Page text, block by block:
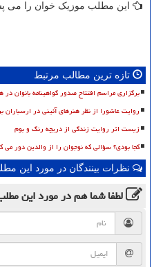
این مطلب موزیک خوان را می
تازه ترین مطالب مرتبط
برگزاری مراسم افتتاح صدور گواهینامه بانوان در
روایت عاشورا از نظر هنرهای آئینی در
زیست اثر روایت زندگی از دریچه رنگ و بوم
کجا بودی؟ سؤالی که نوجوان را از والدین دور می
نظرات بینندگان در مورد این
لطفا شما همدر مورد این